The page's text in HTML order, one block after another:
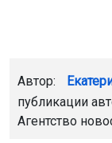
Автор:
публикации
Агентство